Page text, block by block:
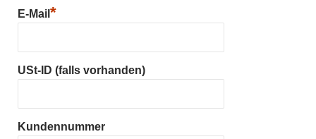
E-Mail *
USt-ID (falls vorhanden)
Kundennummer